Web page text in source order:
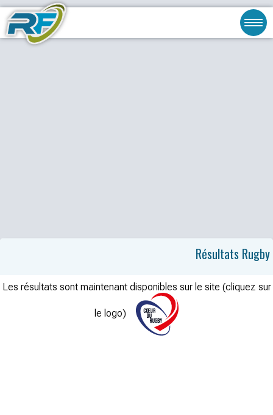
Résultats Rugby
Les résultats sont maintenant disponibles sur le site (cliquez sur
le logo)